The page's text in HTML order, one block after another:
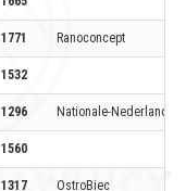
1771 Ranoconcept
1532
1296 Nationale-Nederlanden
1560
1317 OstroBiec